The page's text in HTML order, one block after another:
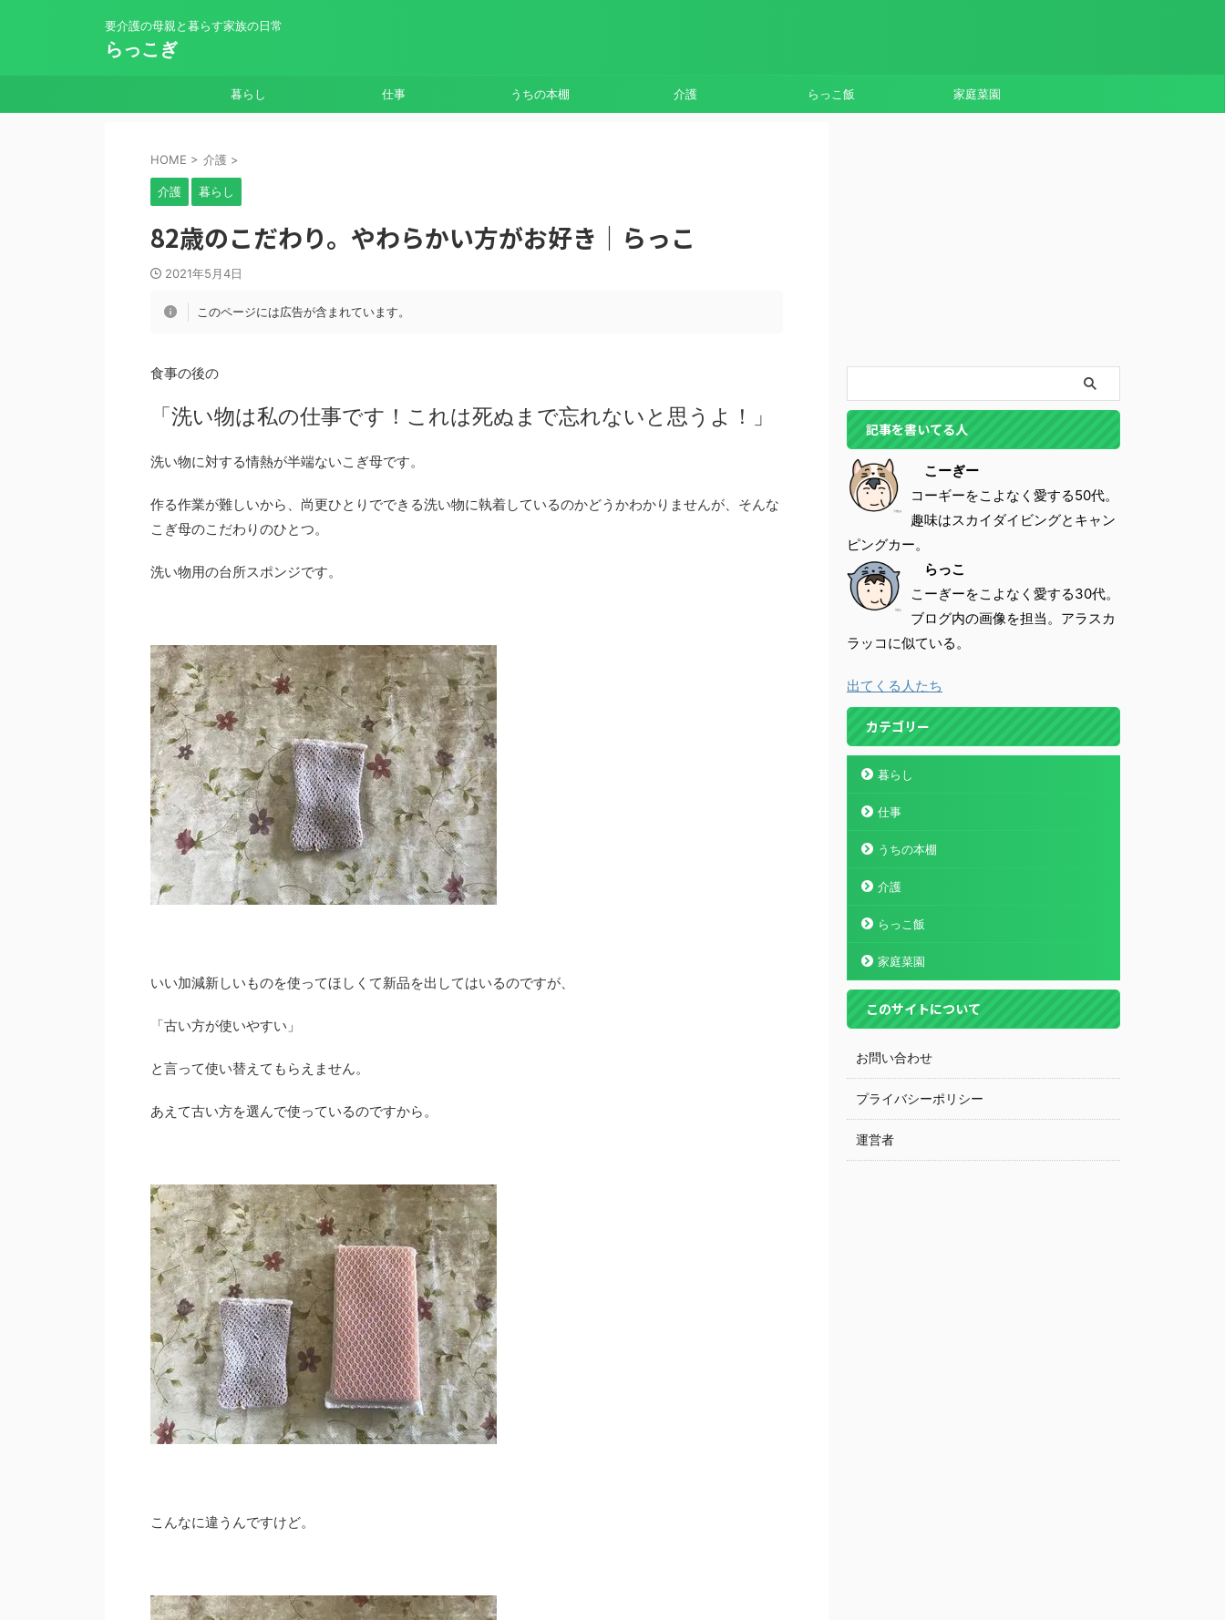
要介護の母親と暮らす家族の日常
らっこぎ
暮らし 仕事 うちの本棚 介護 らっこ飯 家庭菜園
HOME > 介護 >
介護 暮らし
82歳のこだわり。やわらかい方がお好き｜らっこ
2021年5月4日
このページには広告が含まれています。
食事の後の
「洗い物は私の仕事です！これは死ぬまで忘れないと思うよ！」
洗い物に対する情熱が半端ないこぎ母です。
作る作業が難しいから、尚更ひとりでできる洗い物に執着しているのかどうかわかりませんが、そんな
こぎ母のこだわりのひとつ。
洗い物用の台所スポンジです。
いい加減新しいものを使ってほしくて新品を出してはいるのですが、
「古い方が使いやすい」
と言って使い替えてもらえません。
あえて古い方を選んで使っているのですから。
こんなに違うんですけど。
記事を書いてる人
こーぎー
コーギーをこよなく愛する50代。
趣味はスカイダイビングとキャン
ピングカー。
らっこ
こーぎーをこよなく愛する30代。
ブログ内の画像を担当。アラスカ
ラッコに似ている。
出てくる人たち
カテゴリー
暮らし
仕事
うちの本棚
介護
らっこ飯
家庭菜園
このサイトについて
お問い合わせ
プライバシーポリシー
運営者